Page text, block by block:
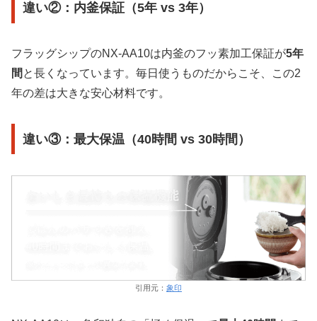
違い②：内釜保証（5年 vs 3年）
フラッグシップのNX-AA10は内釜のフッ素加工保証が5年
間 と長くなっています。毎日使うものだからこそ、この2
年の差は大きな安心材料です。
違い③：最大保温（40時間 vs 30時間）
引用元： 象印